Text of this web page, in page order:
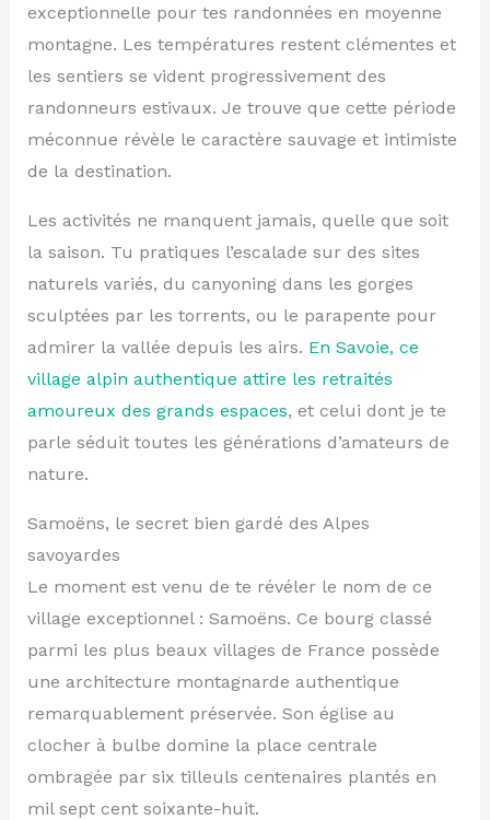
exceptionnelle pour tes randonnées en moyenne
montagne. Les températures restent clémentes et
les sentiers se vident progressivement des
randonneurs estivaux. Je trouve que cette période
méconnue révèle le caractère sauvage et intimiste
de la destination.
Les activités ne manquent jamais, quelle que soit
la saison. Tu pratiques l’escalade sur des sites
naturels variés, du canyoning dans les gorges
sculptées par les torrents, ou le parapente pour
admirer la vallée depuis les airs. En Savoie, ce
village alpin authentique attire les retraités
amoureux des grands espaces, et celui dont je te
parle séduit toutes les générations d’amateurs de
nature.
Samoëns, le secret bien gardé des Alpes
savoyardes
Le moment est venu de te révéler le nom de ce
village exceptionnel : Samoëns. Ce bourg classé
parmi les plus beaux villages de France possède
une architecture montagnarde authentique
remarquablement préservée. Son église au
clocher à bulbe domine la place centrale
ombragée par six tilleuls centenaires plantés en
mil sept cent soixante-huit.